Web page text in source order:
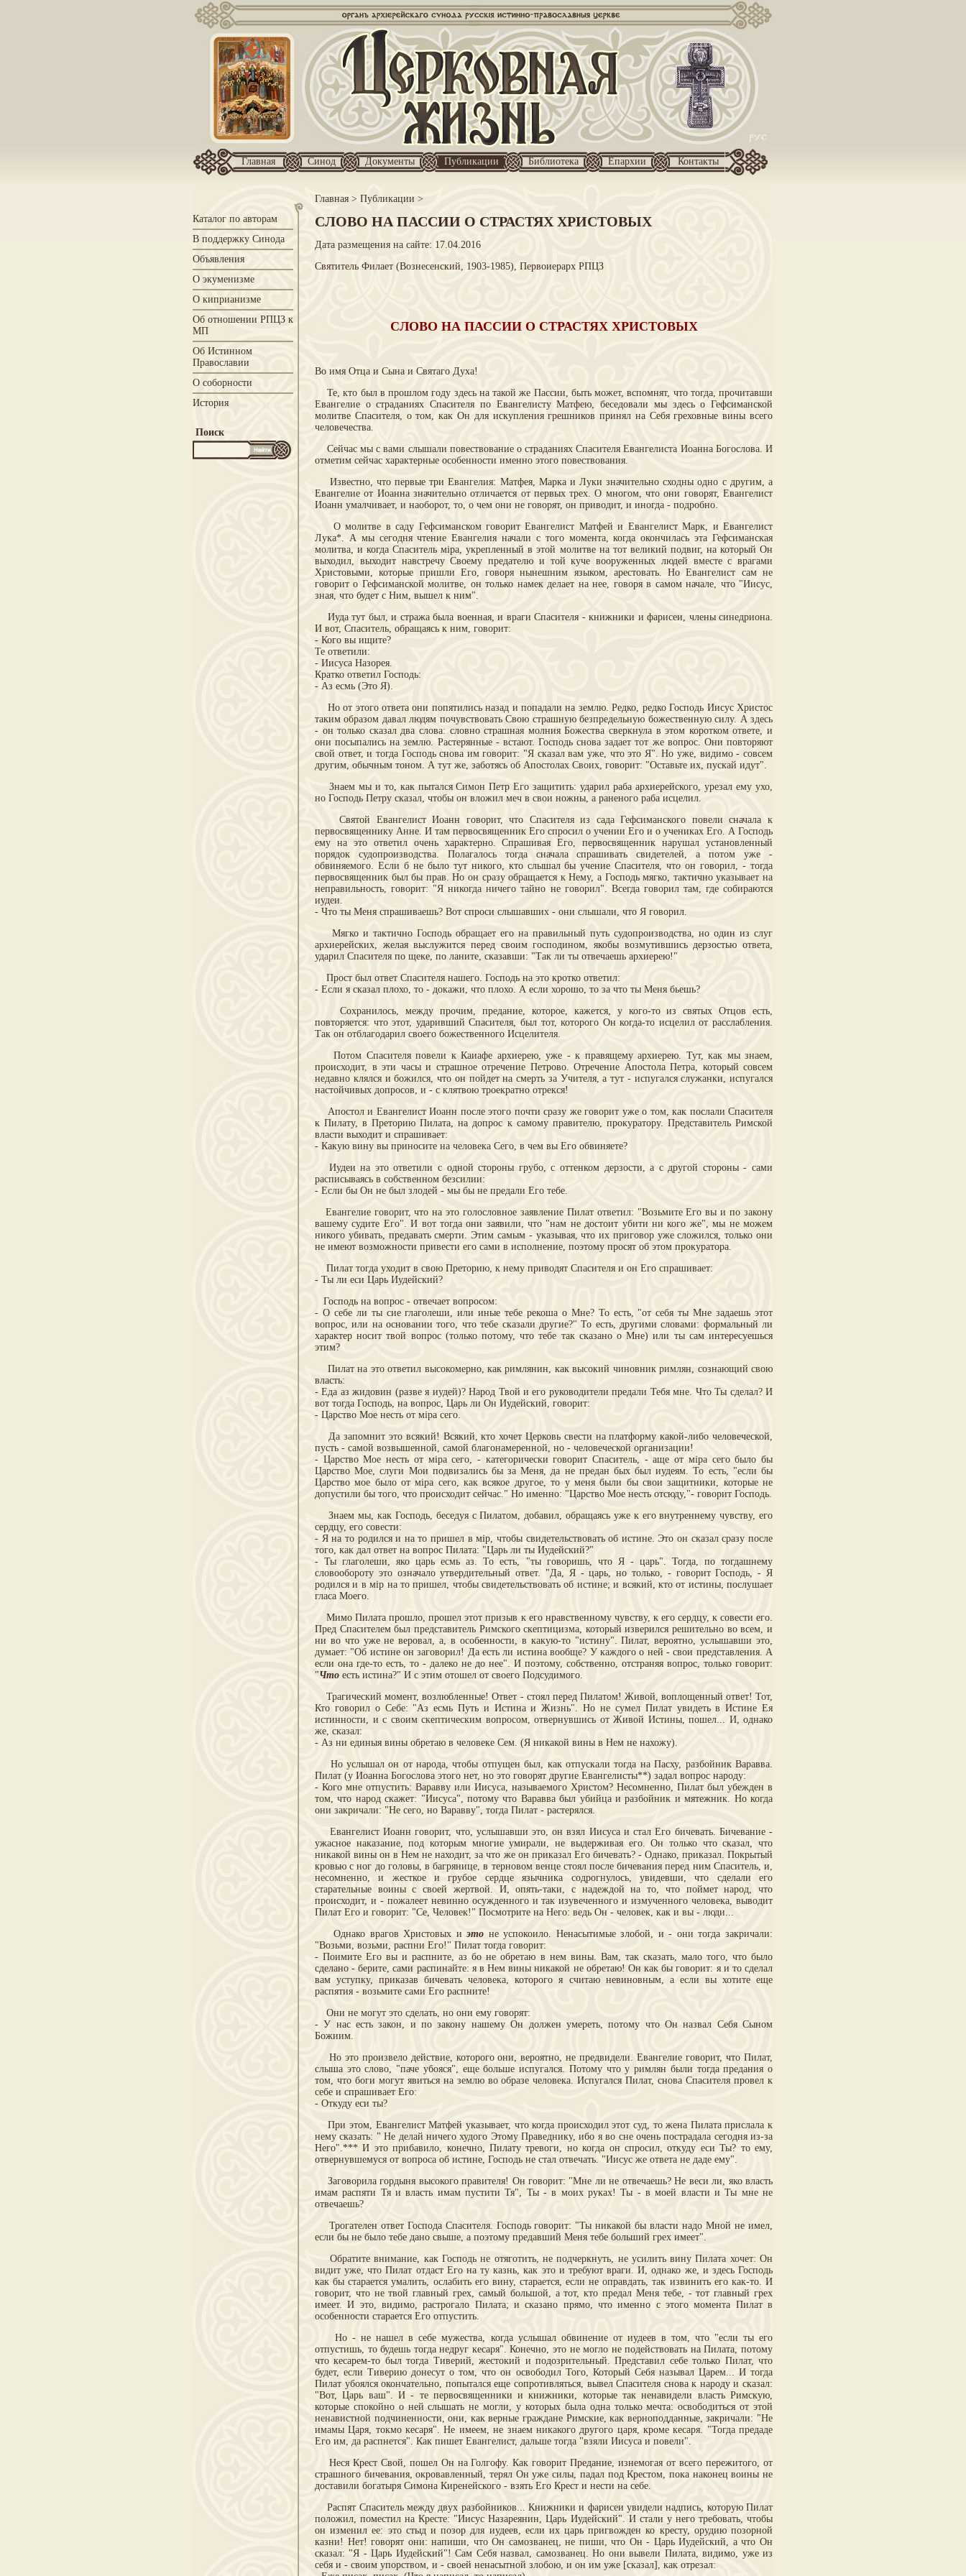
Главная Синод Документы Публикации Библиотека Епархии Контакты
Главная> Публикации >
Каталог по авторам
В поддержку Синода
Объявления
О экуменизме
О киприанизме
Об отношении РПЦЗ к
МП
Об Истинном
Православии
О соборности
История
Поиск
СЛОВО НА ПАССИИ О СТРАСТЯХ ХРИСТОВЫХ
Дата размещения на сайте: 17.04.2016
Святитель Филает (Вознесенский, 1903-1985), Первоиерарх РПЦЗ
СЛОВО НА ПАССИИ О СТРАСТЯХ ХРИСТОВЫХ
Во имя Отца и Сына и Святаго Духа!
Те, кто был в прошлом году здесь на такой же Пассии, быть может, вспомнят, что тогда, прочитавши
Евангелие о страданиях Спасителя по Евангелисту Матфею, беседовали мы здесь о Гефсиманской
молитве Спасителя, о том, как Он для искупления грешников принял на Себя греховные вины всего
человечества.
Сейчас мы с вами слышали повествование о страданиях Спасителя Евангелиста Иоанна Богослова. И
отметим сейчас характерные особенности именно этого повествования.
Известно, что первые три Евангелия: Матфея, Марка и Луки значительно сходны одно с другим, а
Евангелие от Иоанна значительно отличается от первых трех. О многом, что они говорят, Евангелист
Иоанн умалчивает, и наоборот, то, о чем они не говорят, он приводит, и иногда - подробно.
О молитве в саду Гефсиманском говорит Евангелист Матфей и Евангелист Марк, и Евангелист
Лука*. А мы сегодня чтение Евангелия начали с того момента, когда окончилась эта Гефсиманская
молитва, и когда Спаситель мiра, укрепленный в этой молитве на тот великий подвиг, на который Он
выходил, выходит навстречу Своему предателю и той куче вооруженных людей вместе с врагами
Христовыми, которые пришли Его, говоря нынешним языком, арестовать. Но Евангелист сам не
говорит о Гефсиманской молитве, он только намек делает на нее, говоря в самом начале, что "Иисус,
зная, что будет с Ним, вышел к ним".
Иуда тут был, и стража была военная, и враги Спасителя - книжники и фарисеи, члены синедриона.
И вот, Спаситель, обращаясь к ним, говорит:
- Кого вы ищите?
Те ответили:
- Иисуса Назорея.
Кратко ответил Господь:
- Аз есмь (Это Я).
Но от этого ответа они попятились назад и попадали на землю. Редко, редко Господь Иисус Христос
таким образом давал людям почувствовать Свою страшную безпредельную божественную силу. А здесь
- он только сказал два слова: словно страшная молния Божества сверкнула в этом коротком ответе, и
они посыпались на землю. Растерянные - встают. Господь снова задает тот же вопрос. Они повторяют
свой ответ, и тогда Господь снова им говорит: "Я сказал вам уже, что это Я". Но уже, видимо - совсем
другим, обычным тоном. А тут же, заботясь об Апостолах Своих, говорит: "Оставьте их, пускай идут".
Знаем мы и то, как пытался Симон Петр Его защитить: ударил раба архиерейского, урезал ему ухо,
но Господь Петру сказал, чтобы он вложил меч в свои ножны, а раненого раба исцелил.
Святой Евангелист Иоанн говорит, что Спасителя из сада Гефсиманского повели сначала к
первосвященнику Анне. И там первосвященник Его спросил о учении Его и о учениках Его. А Господь
ему на это ответил очень характерно. Спрашивая Его, первосвященник нарушал установленный
порядок судопроизводства. Полагалось тогда сначала спрашивать свидетелей, а потом уже -
обвиняемого. Если б не было тут никого, кто слышал бы учение Спасителя, чтоон говорил, - тогда
первосвященник был бы прав. Но он сразу обращается к Нему, а Господь мягко, тактично указывает на
неправильность, говорит: "Я никогда ничего тайно не говорил". Всегда говорил там, где собираются
иудеи.
- Что ты Меня спрашиваешь? Вот спроси слышавших - они слышали, что Я говорил.
Мягко и тактично Господь обращает его на правильный путь судопроизводства, но один из слуг
архиерейских, желая выслужится перед своим господином, якобы возмутившись дерзостью ответа,
ударил Спасителя по щеке, по ланите, сказавши: "Так ли ты отвечаешь архиерею!"
Прост был ответ Спасителя нашего. Господь на это кротко ответил:
- Если я сказал плохо, то - докажи, что плохо. А если хорошо, то за что ты Меня бьешь?
Сохранилось, между прочим, предание, которое, кажется, у кого-то из святых Отцов есть,
повторяется: что этот, ударивший Спасителя, был тот, которого Он когда-то исцелил от расслабления.
Так он отблагодарил своего божественного Исцелителя.
Потом Спасителя повели к Каиафе архиерею, уже - к правящему архиерею. Тут, как мы знаем,
происходит, в эти часы и страшное отречение Петрово. Отречение Апостола Петра, который совсем
недавно клялся и божился, что он пойдет на смерть за Учителя, а тут - испугался служанки, испугался
настойчивых допросов, и - с клятвою троекратно отрекся!
Апостол и Евангелист Иоанн после этого почти сразу же говорит уже о том, как послали Спасителя
к Пилату, в Преторию Пилата, на допрос к самому правителю, прокуратору. Представитель Римской
власти выходит и спрашивает:
- Какую вину вы приносите на человека Сего, в чем вы Его обвиняете?
Иудеи на это ответили с одной стороны грубо, с оттенком дерзости, а с другой стороны - сами
расписываясь в собственном безсилии:
- Если бы Он не был злодей - мы бы не предали Его тебе.
Евангелие говорит, что на это голословное заявление Пилат ответил: "Возьмите Его вы и по закону
вашему судите Его". И вот тогда они заявили, что "нам не достоит убити ни кого же", мы не можем
никого убивать, предавать смерти. Этим самым - указывая, что их приговор уже сложился, только они
не имеют возможности привести его сами в исполнение, поэтому просят об этом прокуратора.
Пилат тогда уходит в свою Преторию, к нему приводят Спасителя и он Его спрашивает:
- Ты ли еси Царь Иудейский?
Господь на вопрос - отвечает вопросом:
- О себе ли ты сие глаголеши, или иные тебе рекоша о Мне? То есть, "от себя ты Мне задаешь этот
вопрос, или на основании того, что тебе сказали другие?" То есть, другими словами: формальный ли
характер носит твой вопрос (только потому, что тебе так сказано о Мне) или ты сам интересуешься
этим?
Пилат на это ответил высокомерно, как римлянин, как высокий чиновник римлян, сознающий свою
власть:
- Еда аз жидовин (разве я иудей)? Народ Твой и его руководители предали Тебя мне. Что Ты сделал? И
вот тогда Господь, на вопрос, Царь ли Он Иудейский, говорит:
- Царство Мое несть от мiра сего.
Да запомнит это всякий! Всякий, кто хочет Церковь свести на платформу какой-либо человеческой,
пусть - самой возвышенной, самой благонамеренной, но - человеческой организации!
- Царство Мое несть от мiра сего, - категорически говорит Спаситель, - аще от мiра сего было бы
Царство Мое, слуги Мои подвизались бы за Меня, да не предан бых был иудеям. То есть, "если бы
Царство мое было от мiра сего, как всякое другое, то у меня были бы свои защитники, которые не
допустили бы того, что происходит сейчас." Но именно: "Царство Мое несть отсюду,"- говорит Господь.
Знаем мы, как Господь, беседуя с Пилатом, добавил, обращаясь уже к его внутреннему чувству, его
сердцу, его совести:
- Я на то родился и на то пришел в мiр, чтобы свидетельствовать об истине. Это он сказал сразу после
того, как дал ответ на вопрос Пилата: "Царь ли ты Иудейский?"
- Ты глаголеши, яко царь есмь аз. То есть, "ты говоришь, что Я - царь". Тогда, по тогдашнему
словообороту это означало утвердительный ответ. "Да, Я - царь, но только, - говорит Господь, - Я
родился и в мiр на то пришел, чтобы свидетельствовать об истине; и всякий, кто от истины, послушает
гласа Моего.
Мимо Пилата прошло, прошел этот призыв к его нравственному чувству, к его сердцу, к совести его.
Пред Спасителем был представитель Римского скептицизма, который изверился решительно во всем, и
ни во что уже не веровал, а, в особенности, в какую-то "истину". Пилат, вероятно, услышавши это,
думает: "Об истине он заговорил! Да есть ли истина вообще? У каждого о ней - свои представления. А
если она где-то есть, то - далеко не до нее". И поэтому, собственно, отстраняя вопрос, только говорит:
"Что есть истина?" И с этим отошел от своего Подсудимого.
Трагический момент, возлюбленные! Ответ - стоял перед Пилатом! Живой, воплощенный ответ! Тот,
Кто говорил о Себе: "Аз есмь Путь и Истина и Жизнь". Но не сумел Пилат увидеть в Истине Ея
истинности, и с своим скептическим вопросом, отвернувшись от Живой Истины, пошел... И, однако
же, сказал:
- Аз ни единыя вины обретаю в человеке Сем. (Я никакой вины в Нем не нахожу).
Но услышал он от народа, чтобы отпущен был, как отпускали тогда на Пасху, разбойник Варавва.
Пилат (у Иоанна Богослова этого нет, но это говорят другие Евангелисты**) задал вопрос народу:
- Кого мне отпустить: Варавву или Иисуса, называемого Христом? Несомненно, Пилат был убежден в
том, что народ скажет: "Иисуса", потому что Варавва был убийца и разбойник и мятежник. Но когда
они закричали: "Не сего, но Варавву", тогда Пилат - растерялся.
Евангелист Иоанн говорит, что, услышавши это, он взял Иисуса и стал Его бичевать. Бичевание -
ужасное наказание, под которым многие умирали, не выдерживая его. Он только что сказал, что
никакой вины он в Нем не находит, за что же он приказал Его бичевать? - Однако, приказал. Покрытый
кровью с ног до головы, в багрянице, в терновом венце стоял после бичевания перед ним Спаситель, и,
несомненно, и жесткое и грубое сердце язычника содрогнулось, увидевши, что сделали его
старательные воины с своей жертвой. И, опять-таки, с надеждой на то, что поймет народ, что
происходит, и - пожалеет невинно осужденного и так изувеченного и измученного человека, выводит
Пилат Его и говорит: "Се, Человек!" Посмотрите на Него: ведь Он - человек, как и вы - люди...
Однако врагов Христовых иэто не успокоило. Ненасытимые злобой, и - они тогда закричали:
"Возьми, возьми, распни Его!" Пилат тогда говорит:
- Поимите Его вы и распните, аз бо не обретаю в нем вины. Вам, так сказать, мало того, что было
сделано - берите, сами распинайте: я в Нем вины никакой не обретаю! Он как бы говорит: я и то сделал
вам уступку, приказав бичевать человека, которого я считаю невиновным, а если вы хотите еще
распятия - возьмите сами Его распните!
Они не могут это сделать, но они ему говорят:
- У нас есть закон, и по закону нашему Он должен умереть, потому что Он назвал Себя Сыном
Божиим.
Но это произвело действие, которого они, вероятно, не предвидели. Евангелие говорит, что Пилат,
слыша это слово, "паче убояся", еще больше испугался. Потому что у римлян были тогда предания о
том, что боги могут явиться на землю во образе человека. Испугался Пилат, снова Спасителя провел к
себе и спрашивает Его:
- Откуду еси ты?
При этом, Евангелист Матфей указывает, что когда происходил этот суд, то жена Пилата прислала к
нему сказать: " Не делай ничего худого Этому Праведнику, ибо я во сне очень пострадала сегодня из-за
Него".*** И это прибавило, конечно, Пилату тревоги, но когда он спросил, откуду еси Ты? то ему,
отвернувшемуся от вопроса об истине, Господь не стал отвечать. "Иисус же ответа не даде ему".
Заговорила гордыня высокого правителя! Он говорит: "Мне ли не отвечаешь? Не веси ли, яко власть
имам распяти Тя и власть имам пустити Тя", Ты - в моих руках! Ты - в моей власти и Ты мне не
отвечаешь?
Трогателен ответ Господа Спасителя. Господь говорит: "Ты никакой бы власти надо Мной не имел,
если бы не было тебе дано свыше, а поэтому предавший Меня тебе больший грех имеет".
Обратите внимание, как Господь не отяготить, не подчеркнуть, не усилить вину Пилата хочет: Он
видит уже, что Пилат отдаст Его на ту казнь, как это и требуют враги. И, однако же, и здесь Господь
как бы старается умалить, ослабить его вину, старается, если не оправдать, так извинить его как-то. И
говорит, что не твой главный грех, самый большой, а тот, кто предал Меня тебе, - тот главный грех
имеет. И это, видимо, растрогало Пилата; и сказано прямо, что именно с этого момента Пилат в
особенности старается Его отпустить.
Но - не нашел в себе мужества, когда услышал обвинение от иудеев в том, что "если ты его
отпустишь, то будешь тогда недруг кесаря". Конечно, это не могло не подействовать на Пилата, потому
что кесарем-то был тогда Тиверий, жестокий и подозрительный. Представил себе только Пилат, что
будет, если Тиверию донесут о том, что он освободил Того, Который Себя называл Царем... И тогда
Пилат убоялся окончательно, попытался еще сопротивляться, вывел Спасителя снова к народу и сказал:
"Вот, Царь ваш". И - те первосвященники и книжники, которые так ненавидели власть Римскую,
которые спокойно о ней слышать не могли, у которых была одна только мечта: освободиться от этой
ненавистной подчиненности, они, как верные граждане Римские, как верноподданные, закричали: "Не
имамы Царя, токмо кесаря". Не имеем, не знаем никакого другого царя, кроме кесаря. "Тогда предаде
Его им, да распнется". Как пишет Евангелист, дальше тогда "взяли Иисуса и повели".
Неся Крест Свой, пошел Он на Голгофу. Как говорит Предание, изнемогая от всего пережитого, от
страшного бичевания, окровавленный, терял Он уже силы, падал под Крестом, пока наконец воины не
доставили богатыря Симона Киренейского - взять Его Крест и нести на себе.
Распят Спаситель между двух разбойников... Книжники и фарисеи увидели надпись, которую Пилат
положил, поместил на Кресте: "Иисус Назареянин, Царь Иудейский". И стали у него требовать, чтобы
он изменил ее: это стыд и позор для иудеев, если их царь пригвожден ко кресту, орудию позорной
казни! Нет! говорят они: напиши, что Он самозванец, не пиши, что Он - Царь Иудейский, а что Он
сказал: "Я - Царь Иудейский"! Сам Себя назвал, самозванец. Но они вывели Пилата, видимо, уже из
себя и - своим упорством, и - своей ненасытной злобою, и он им уже [сказал], как отрезал: